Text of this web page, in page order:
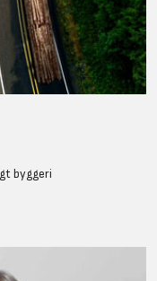
byggeri